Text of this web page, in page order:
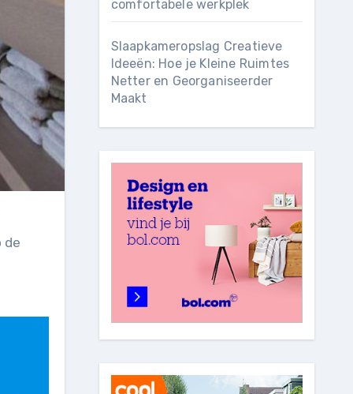
de
comfortabele werkplek
Slaapkameropslag Creatieve
Ideeën: Hoe je Kleine Ruimtes
Netter en Georganiseerder
Maakt